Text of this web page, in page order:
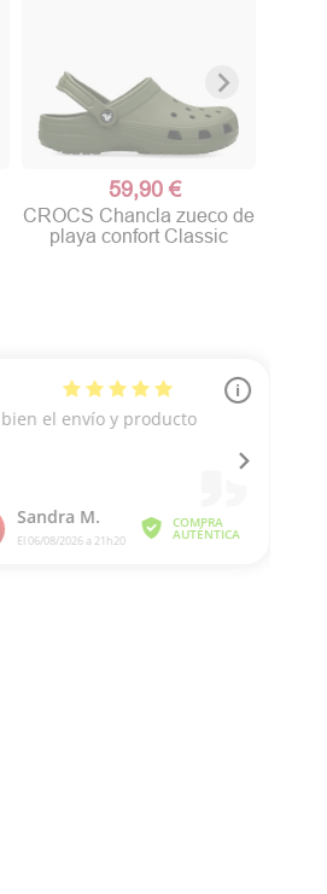
59,90 €
CROCS Chancla zueco de
playa confort Classic